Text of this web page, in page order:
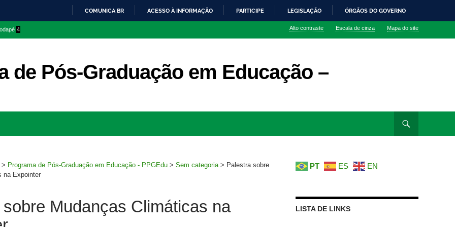
O
COMUNICA BR ACESSO À INFORMAÇÃO PARTICIPE LEGISLAÇÃO ÓRGÃOS DO GOVERNO
4 Alto contraste Escala de cinza Mapa do site
de Pós-Graduação em Educação –
> Programa de Pós-Graduação em Educação - PPGEdu > Sem categoria > Palestra sobre
na Expointer
Mudanças Climáticas na
PT ES EN
LISTA DE LINKS